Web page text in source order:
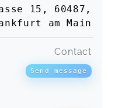
15, 60487,
am Main
Contact
Send message